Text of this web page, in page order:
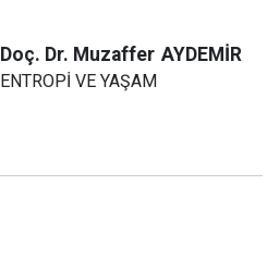
Doç. Dr. Muzaffer AYDEMİR
ENTROPİ VE YAŞAM